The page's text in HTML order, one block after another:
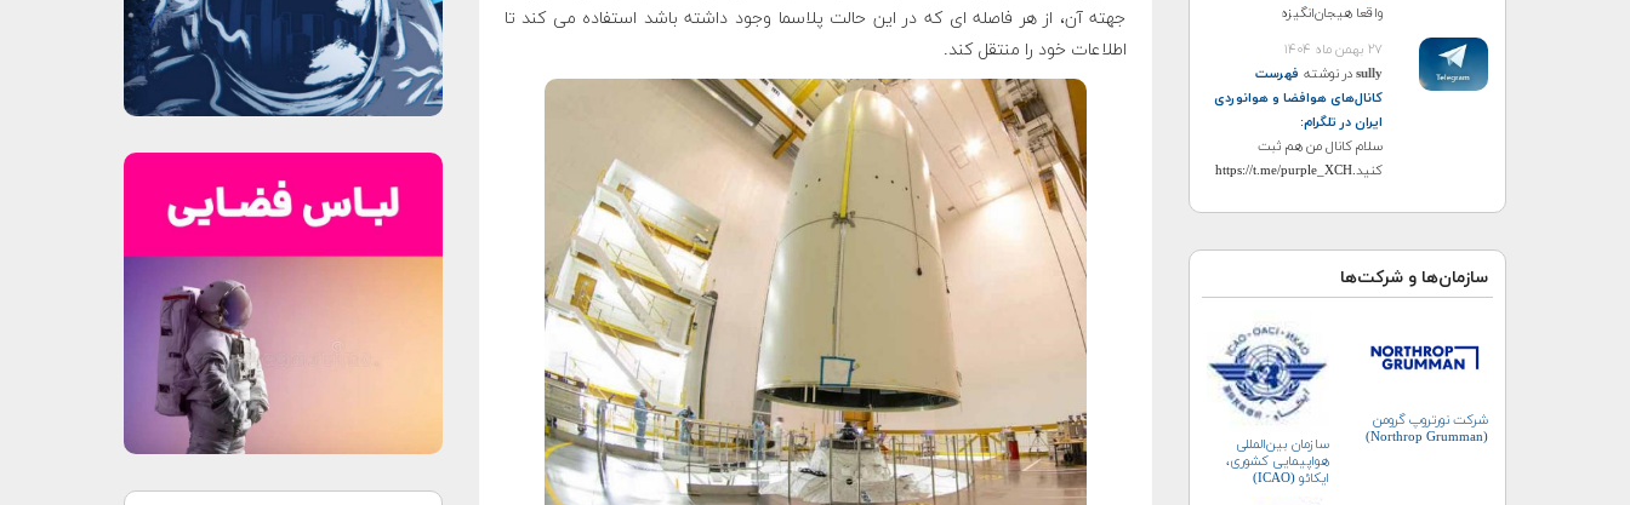
واقعا هیجان‌انگیزه
۲۷ بهمن ماه ۱۴۰۴
sullyدر نوشته فهرست
کانال‌های هوافضا و هوانوردی
ایران در تلگرام:
سلام کانال من هم ثبت
کنید.https://t.me/purple_XCH
سازمان‌ها و شرکت‌ها
شرکت نورتروپ گرومن
(Northrop Grumman)
سازمان بین‌المللی
هواپیمایی کشوری،
ایکائو (ICAO)
جهته آن، از هر فاصله ای که در این حالت پلاسما وجود داشته باشد استفاده می کند تا
اطلاعات خود را منتقل کند.